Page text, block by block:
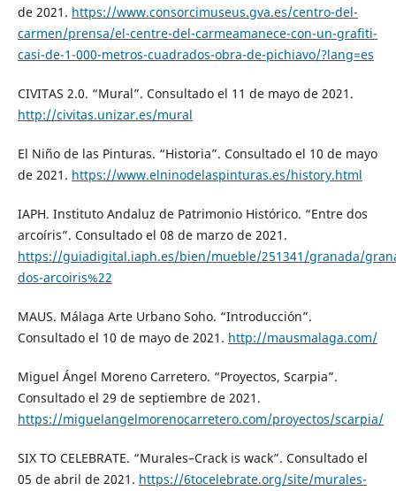
de 2021. https://www.consorcimuseus.gva.es/centro-del-
carmen/prensa/el-centre-del-carmeamanece-con-un-grafiti-
casi-de-1-000-metros-cuadrados-obra-de-pichiavo/?lang=es
CIVITAS 2.0. “Mural”. Consultado el 11 de mayo de 2021.
http://civitas.unizar.es/mural
El Niño de las Pinturas. “Historia”. Consultado el 10 de mayo
de 2021. https://www.elninodelaspinturas.es/history.html
IAPH. Instituto Andaluz de Patrimonio Histórico. “Entre dos
arcoíris”. Consultado el 08 de marzo de 2021.
https://guiadigital.iaph.es/bien/mueble/251341/granada/
dos-arcoiris%22
MAUS. Málaga Arte Urbano Soho. “Introducción”.
Consultado el 10 de mayo de 2021. http://mausmalaga.com/
Miguel Ángel Moreno Carretero. “Proyectos, Scarpia”.
Consultado el 29 de septiembre de 2021.
https://miguelangelmorenocarretero.com/proyectos/scarpia/
SIX TO CELEBRATE. “Murales–Crack is wack”. Consultado el
05 de abril de 2021. https://6tocelebrate.org/site/murales-